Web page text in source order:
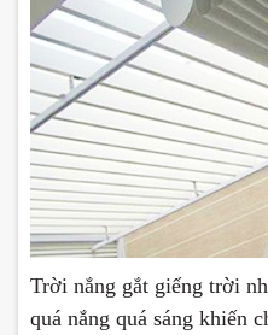
Trời nắng gắt giếng trời
quá nắng quá sáng khiến